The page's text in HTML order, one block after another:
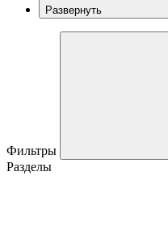
Развернуть
Фильтры
Разделы